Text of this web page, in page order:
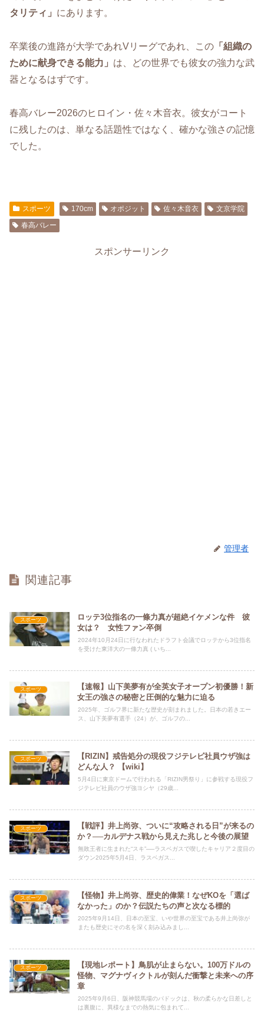
タリティ」 にあります。
卒業後の進路が大学であれVリーグであれ、この 「組織の
ために献身できる能力」 は、どの世界でも彼女の強力な武
器となるはずです。
春高バレー2026のヒロイン・佐々木音衣。彼女がコート
に残したのは、単なる話題性ではなく、確かな強さの記憶
でした。
スポーツ 170cm オポジット 佐々木音衣
文京学院
春高バレー
スポンサーリンク
管理者
関連記事
スポーツ
ロッテ3位指名の一條力真が超絶イケメンな件 彼
女は？ 女性ファン卒倒
2024年10月24日に行なわれたドラフト会議でロッテから3位指名
を受けた東洋大の一條力真 ( いち...
スポーツ
【速報】山下美夢有が全英女子オープン初優勝！新
女王の強さの秘密と圧倒的な魅力に迫る
2025年、ゴルフ界に新たな歴史が刻まれました。日本の若きエー
ス、山下美夢有選手（24）が、ゴルフの...
スポーツ
【RIZIN】戒告処分の現役フジテレビ社員ウザ強は
どんな人？ 【wiki】
5月4日に東京ドームで行われる「RIZIN男祭り」に参戦する現役フ
ジテレビ社員のウザ強ヨシヤ（29歳...
スポーツ
【戦評】井上尚弥、ついに“攻略される日”が来るの
か？──カルデナス戦から見えた兆しと今後の展望
無敗王者に生まれた“スキ”──ラスベガスで喫したキャリア２度目の
ダウン2025年5月4日、ラスベガス...
スポーツ
【怪物】井上尚弥、歴史的偉業！なぜKOを「選ば
なかった」のか？伝説たちの声と次なる標的
2025年9月14日、日本の至宝、いや世界の至宝である井上尚弥が
またも歴史にその名を深く刻み込みまし...
スポーツ
【現地レポート】鳥肌が止まらない。100万ドルの
怪物、マグナヴィクトルが刻んだ衝撃と未来への序
章
2025年9月6日、阪神競馬場のパドックは、秋の柔らかな日差しと
は裏腹に、異様なまでの熱気に包まれて...